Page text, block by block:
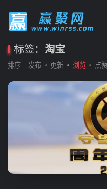
标签： 淘宝
排序 发布 更新 浏览 点